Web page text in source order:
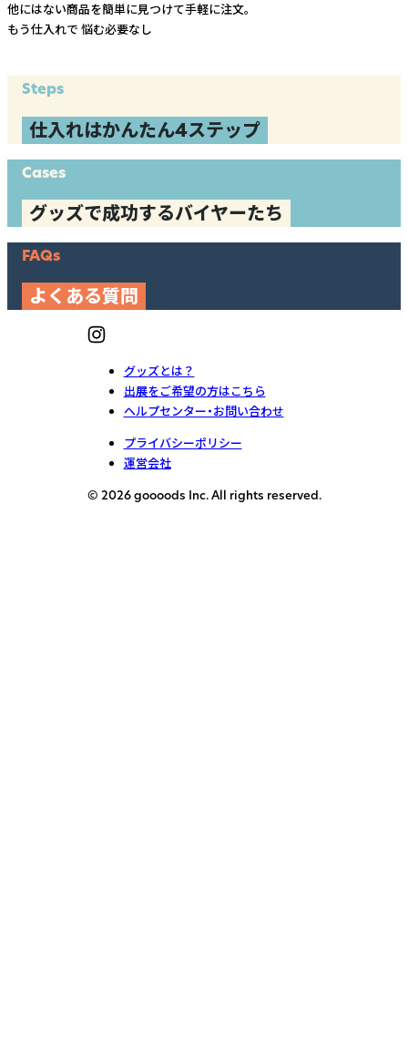
他にはない商品を簡単に見つけて手軽に注文。
もう仕入れで 悩む必要なし
Steps
仕入れはかんたん4ステップ
Cases
グッズで成功するバイヤーたち
FAQs
よくある質問
グッズとは？
出展をご希望の方はこちら
ヘルプセンター・お問い合わせ
プライバシーポリシー
運営会社
© 2026 goooods Inc. All rights reserved.